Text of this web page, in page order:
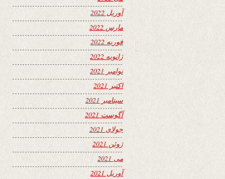
آوریل 2022
مارس 2022
فوریه 2022
ژانویه 2022
نوامبر 2021
اکتبر 2021
سپتامبر 2021
آگوست 2021
جولای 2021
ژوئن 2021
می 2021
آوریل 2021